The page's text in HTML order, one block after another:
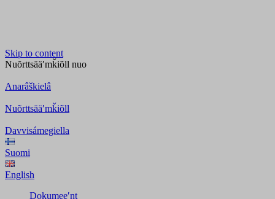
Skip to content
Nuõrttsääʹmǩiõll nuo
Anarâškielâ
Nuõrttsääʹmǩiõll
Davvisámegiella
Suomi
English
Dokumeeʹnt